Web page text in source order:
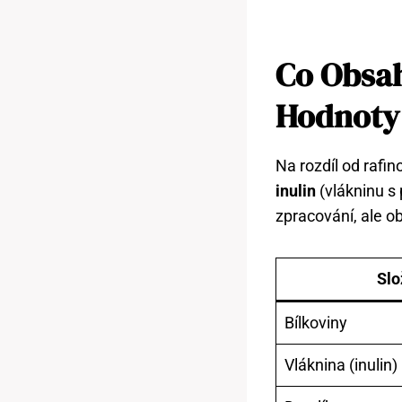
Co
Hodnoty
Na rozdíl od
inulin (vlákninu s
zpracování, ale
Bílkoviny
Vláknina (inulin)